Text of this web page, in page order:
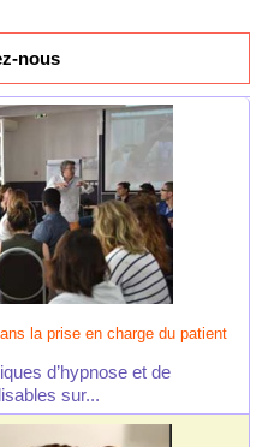
nous
la prise en charge du patient
d’hypnose et de
sur...